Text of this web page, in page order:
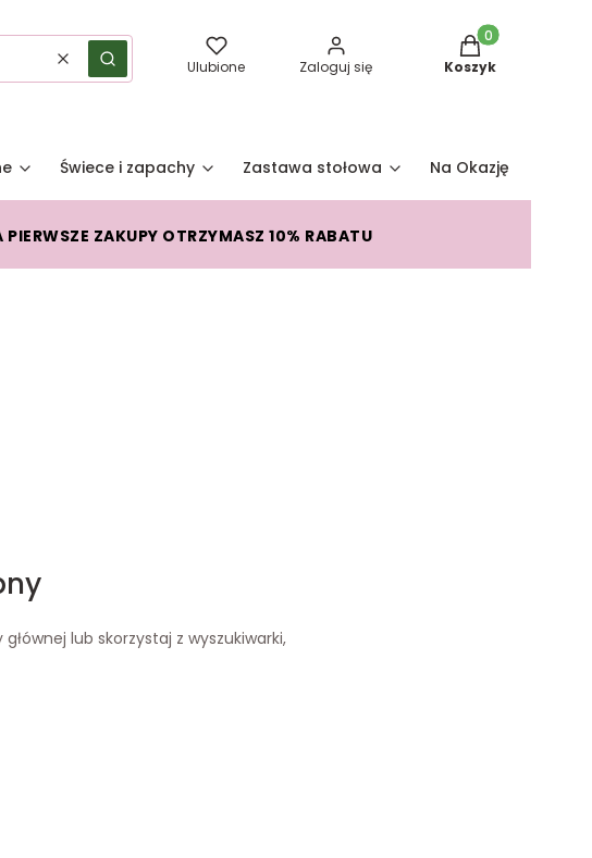
WyczyśćSzukaj Ulubione Zaloguj się
Produkty w
Koszyk
Świece i zapachy Zastawa stołowa Na Okazję
PIERWSZE ZAKUPY OTRZYMASZ 10% RABATU
lub skorzystaj z wyszukiwarki,